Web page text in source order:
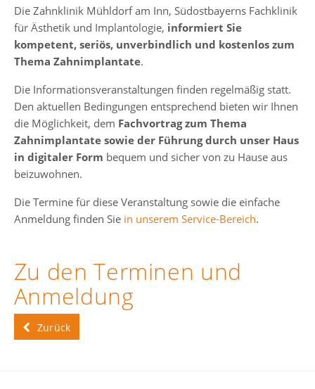
Die Zahnklinik Mühldorf am Inn, Südostbayerns Fachklinik
für Ästhetik und Implantologie, informiert Sie
kompetent, seriös, unverbindlich und kostenlos zum
Thema Zahnimplantate.
Die Informationsveranstaltungen finden regelmäßig statt.
Den aktuellen Bedingungen entsprechend bieten wir Ihnen
die Möglichkeit, dem Fachvortrag zum Thema
Zahnimplantate sowie der Führung durch unser Haus
in digitaler Form bequem und sicher von zu Hause aus
beizuwohnen.
Die Termine für diese Veranstaltung sowie die einfache
Anmeldung finden Sie in unserem Service-Bereich.
Zu den Terminen und
Anmeldung
Zurück